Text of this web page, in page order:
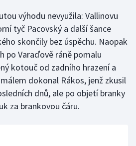
výhodu nevyužila: Vallinovu
tyč Pacovský a další šance
skončily bez úspěchu. Naopak
po Varaďově ráně pomalu
kotouč od zadního hrazení a
dokonal Rákos, jenž zkusil
dnů, ale po objetí branky
za brankovou čáru.